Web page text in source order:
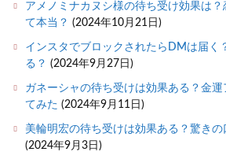
アメノミナカヌシ様の待ち受け効果は
て本当？ (2024年10月21日)
インスタでブロックされたらDMは届く
る？ (2024年9月27日)
ガネーシャの待ち受けは効果ある？金
てみた (2024年9月11日)
美輪明宏の待ち受けは効果ある？驚き
(2024年9月3日)